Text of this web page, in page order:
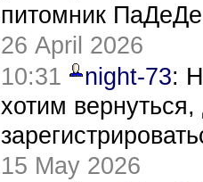
питомник
26 April 2026
10:31
night-73:
хотим
15 May 2026